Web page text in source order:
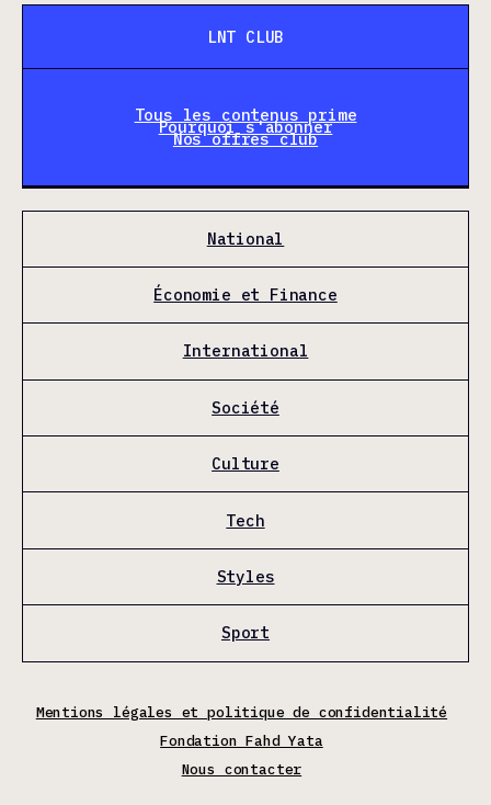
LNT CLUB
Tous les contenus prime
Pourquoi s'abonner
Nos offres club
National
Économie et Finance
International
Société
Culture
Tech
Styles
Sport
Mentions légales et politique de confidentialité
Fondation Fahd Yata
Nous contacter